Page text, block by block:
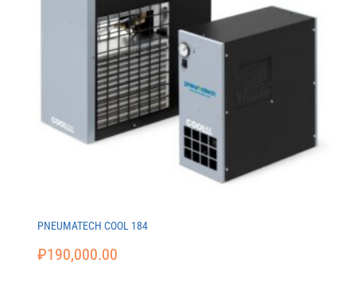
PNEUMATECH COOL 184
₽190,000.00